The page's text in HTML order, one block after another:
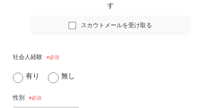
す
スカウトメールを受け取る
社会人経験
有り 無し
性別